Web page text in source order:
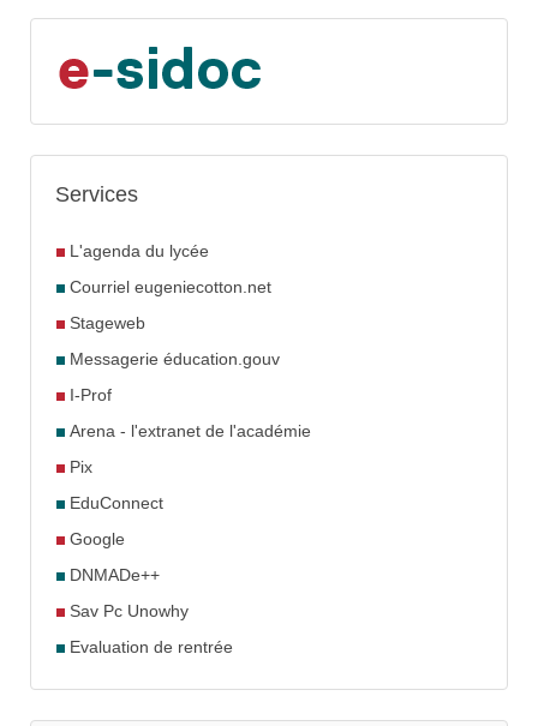
Services
L'agenda du lycée
Courriel eugeniecotton.net
Stageweb
Messagerie éducation.gouv
I-Prof
Arena - l'extranet de l'académie
Pix
EduConnect
Google
DNMADe++
Sav Pc Unowhy
Evaluation de rentrée